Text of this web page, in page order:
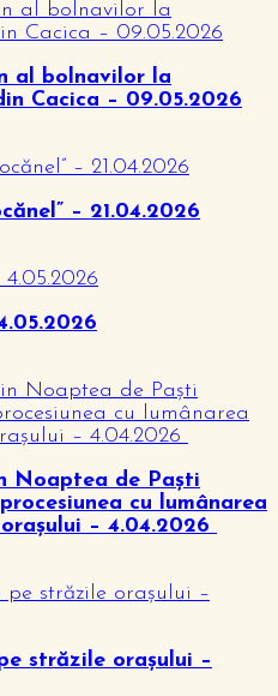
al bolnavilor la
Cacica – 09.05.2026
– 21.04.2026
Noaptea de Paști
cu lumânarea
– 4.04.2026
străzile orașului –